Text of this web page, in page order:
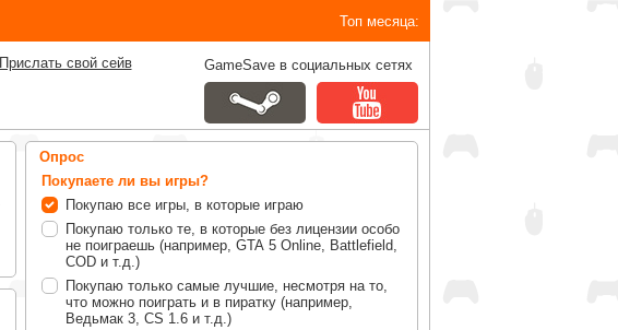
Топ месяца:
Прислать свой сейв GameSave в социальных сетях
Опрос
Покупаете ли вы игры?
Покупаю все игры, в которые играю
Покупаю только те, в которые без лицензии особо
не поиграешь (например, GTA 5 Online, Battlefield,
COD и т.д.)
Покупаю только самые лучшие, несмотря на то,
что можно поиграть и в пиратку (например,
Ведьмак 3, CS 1.6 и т.д.)